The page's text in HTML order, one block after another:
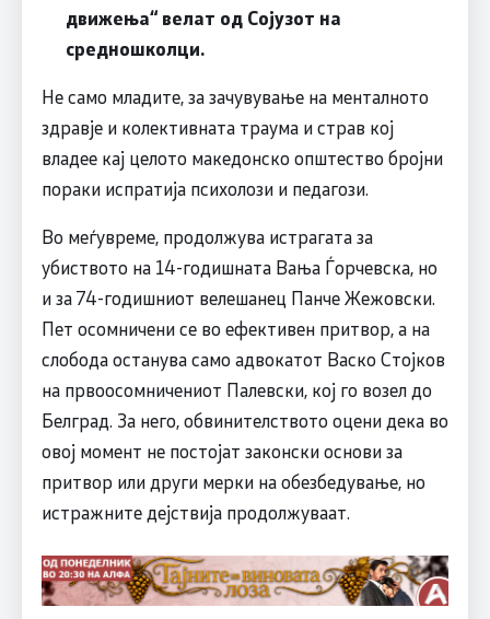
движења“ велат од Сојузот на
средношколци.
Не само младите, за зачувување на менталното
здравје и колективната траума и страв кој
владее кај целото македонско општество бројни
пораки испратија психолози и педагози.
Во меѓувреме, продолжува истрагата за
убиството на 14-годишната Вања Ѓорчевска, но
и за 74-годишниот велешанец Панче Жежовски.
Пет осомничени се во ефективен притвор, а на
слобода останува само адвокатот Васко Стојков
на првоосомничениот Палевски, кој го возел до
Белград. За него, обвинителството оцени дека во
овој момент не постојат законски основи за
притвор или други мерки на обезбедување, но
истражните дејствија продолжуваат.